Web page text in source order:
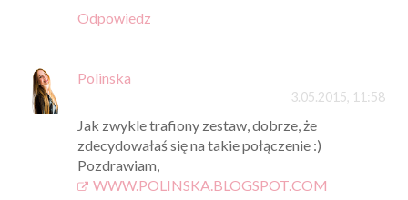
Odpowiedz
Polinska
3.05.2015, 11:58
Jak zwykle trafiony zestaw, dobrze, że
zdecydowałaś się na takie połączenie :)
Pozdrawiam,
WWW.POLINSKA.BLOGSPOT.COM